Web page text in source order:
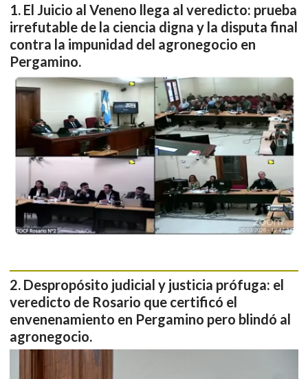
El Juicio al Veneno llega al veredicto: prueba
irrefutable de la ciencia digna y la disputa final
contra la impunidad del agronegocio en
Pergamino.
Despropósito judicial y justicia prófuga: el
veredicto de Rosario que certificó el
envenenamiento en Pergamino pero blindó al
agronegocio.